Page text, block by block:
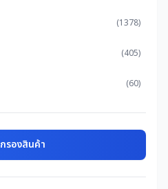
(1378)
(405)
(60)
กรองสินค้า